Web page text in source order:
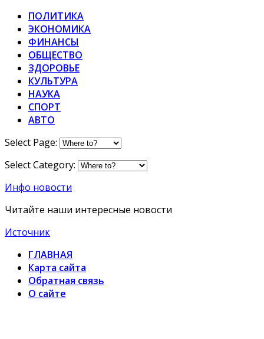
ПОЛИТИКА
ЭКОНОМИКА
ФИНАНСЫ
ОБЩЕСТВО
ЗДОРОВЬЕ
КУЛЬТУРА
НАУКА
СПОРТ
АВТО
Select Page:
Select Category:
Инфо новости
Читайте наши интересные новости
Источник
ГЛАВНАЯ
Карта сайта
Обратная связь
О сайте